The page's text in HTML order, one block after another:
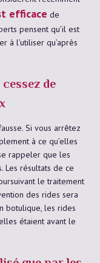
efficace de
pensent qu’il est
à l’utiliser qu’après
de
Si vous arrêtez
à ce qu’elles
rappeler que les
Les résultats de ce
le traitement
des rides sera
botulique, les rides
étaient avant le